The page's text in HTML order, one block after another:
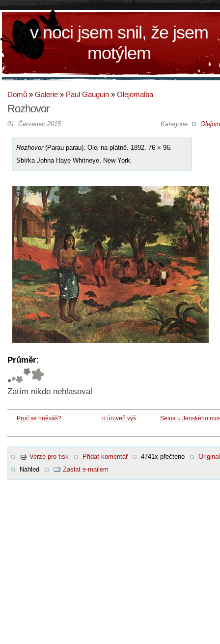
v noci jsem snil, že jsem
motýlem
Domů » Galerie » Paul Gauguin » Olejomalba
Rozhovor
Kategorie
01. Červenec 2015
Rozhovor(Parau parau). Olej na plátně. 1892. 76 × 96.
Sbírka Johna Haye Whitneye, New York.
Průměr:
Zatím nikdo nehlasoval
Proč se hněváš? o úroveň výš Seina u Jenského
Verze pro tisk Přidat komentář 4741x přečteno
Original
Náhled
Zaslat e-mailem